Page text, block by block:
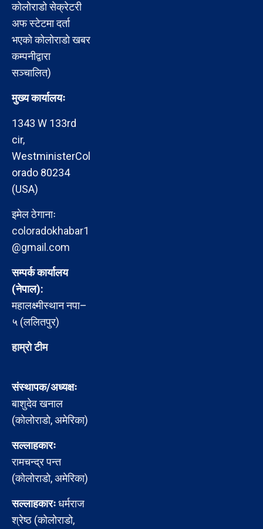
कोलोराडो सेक्रेटरी
अफ स्टेटमा दर्ता
भएको कोलोराडो खबर
कम्पनीद्वारा
सञ्चालित)
मुख्य कार्यालयः
1343 W 133rd
cir,
WestministerCol
orado 80234
(USA)
इमेल ठेगानाः
coloradokhabar1
@gmail.com
सम्पर्क कार्यालय
(नेपाल):
महालक्ष्मीस्थान नपा–
५ (ललितपुर)
हाम्रो टीम
संस्थापक/अध्यक्षः
बाशुदेव खनाल
(कोलोराडो, अमेरिका)
सल्लाहकारः
रामचन्द्र पन्त
(कोलोराडो, अमेरिका)
सल्लाहकारःधर्मराज
श्रेष्ठ (कोलोराडो,